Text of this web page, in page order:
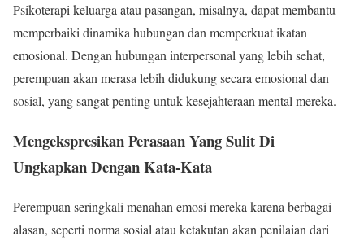
Psikoterapi keluarga atau pasangan, misalnya, dapat membantu
memperbaiki dinamika hubungan dan memperkuat ikatan
emosional. Dengan hubungan interpersonal yang lebih sehat,
perempuan akan merasa lebih didukung secara emosional dan
sosial, yang sangat penting untuk kesejahteraan mental mereka.
Mengekspresikan Perasaan Yang Sulit Di
Ungkapkan Dengan Kata-Kata
Perempuan seringkali menahan emosi mereka karena berbagai
alasan, seperti norma sosial atau ketakutan akan penilaian dari